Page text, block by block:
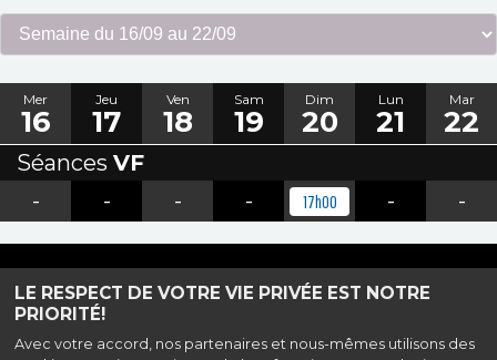
LE RESPECT DE VOTRE VIE PRIVÉE EST NOTRE
PRIORITÉ!
Avec votre accord, nos partenaires et nous-mêmes utilisons des
Mer
16
Jeu
17
Ven
18
Sam
19
Dim
20
Lun
21
Mar
22
Séances VF
-
- - - 17h00 - -